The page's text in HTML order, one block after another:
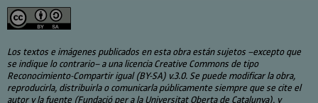
Los textos e imágenes publicados en esta obra están sujetos –excepto que
se indique lo contrario– a una licencia Creative Commons de tipo
Reconocimiento-Compartir igual (BY-SA) v.3.0. Se puede modificar la obra,
reproducirla, distribuirla o comunicarla públicamente siempre que se cite el
autor y la fuente (Fundació per a la Universitat Oberta de Catalunya), y